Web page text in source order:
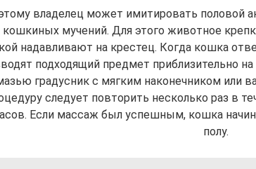
владелец может имитировать половой
кошкиных мучений. Для этого животное
надавливают на крестец. Когда кошка
подходящий предмет приблизительно
градусник с мягким наконечником или
следует повторить несколько раз в
Если массаж был успешным, кошка
полу.